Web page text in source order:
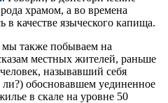
храмом, а во времена
в качестве языческого капища.
мы также побываем на
местных жителей, раньше
называвший себя
обосновавшем уединенное
в скале на уровне 50